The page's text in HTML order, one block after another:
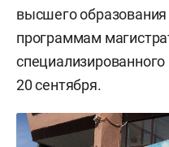
высшего образования
программам
20 сентября.